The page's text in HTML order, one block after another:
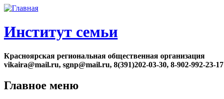
Институт семьи
Красноярская региональная общественная организация
vikaira@mail.ru, sgnp@mail.ru, 8(391)202-03-30, 8-902-992-23-17
Главное меню